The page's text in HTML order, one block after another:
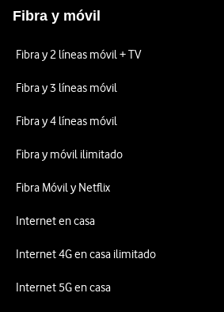
Fibra y móvil
Fibra y 2 líneas móvil + TV
Fibra y 3 líneas móvil
Fibra y 4 líneas móvil
Fibra y móvil ilimitado
Fibra Móvil y Netflix
Internet en casa
Internet 4G en casa ilimitado
Internet 5G en casa